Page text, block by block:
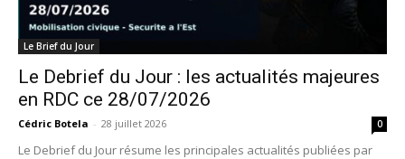
Le Brief du Jour
Le Debrief du Jour : les actualités majeures
en RDC ce 28/07/2026
Cédric Botela - 28 juillet 2026 0
Le Debrief du Jour résume les principales actualités publiées par